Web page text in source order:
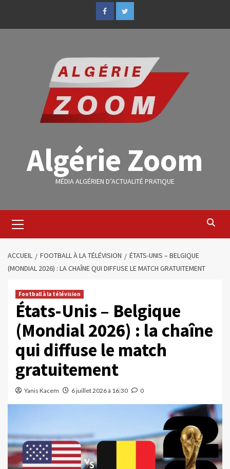
Algérie Zoom
MÉDIA ALGÉRIEN D’ACTUALITÉ PRATIQUE
ACCUEIL FOOTBALL À LA TÉLÉVISION
ÉTATS-UNIS – BELGIQUE
(MONDIAL 2026) : LA CHAÎNE QUI DIFFUSE LE MATCH GRATUITEMENT
Football à la télévision
États-Unis – Belgique
(Mondial 2026) : la chaîne
qui diffuse le match
gratuitement
Yanis Kacem 6 juillet 2026 à 16:30 0